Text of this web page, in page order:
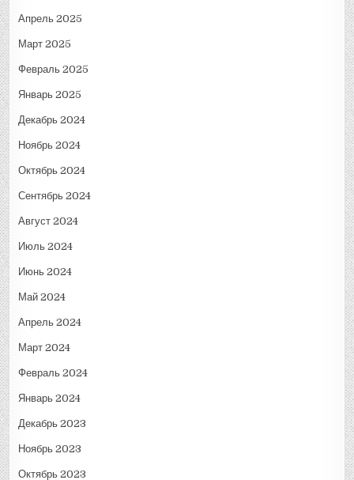
Апрель 2025
Март 2025
Февраль 2025
Январь 2025
Декабрь 2024
Ноябрь 2024
Октябрь 2024
Сентябрь 2024
Август 2024
Июль 2024
Июнь 2024
Май 2024
Апрель 2024
Март 2024
Февраль 2024
Январь 2024
Декабрь 2023
Ноябрь 2023
Октябрь 2023